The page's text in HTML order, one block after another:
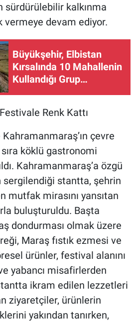
sürdürülebilir kalkınma
vermeye devam ediyor.
Büyükşehir, Elbistan
Kırsalında 10 Mahallenin
Kullandığı Grup
Renk Kattı
çevre
sıra köklü gastronomi
Kahramanmaraş’a özgü
stantta, şehrin
mutfak mirasını yansıtan
buluşturuldu. Başta
dondurması olmak üzere
Maraş fıstık ezmesi ve
ürünler, festival alanını
yabancı misafirlerden
ikram edilen lezzetleri
ziyaretçiler, ürünlerin
yakından tanırken,